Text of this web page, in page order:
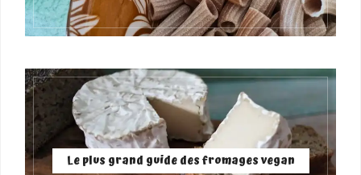
Le plus grand guide des fromages vegan